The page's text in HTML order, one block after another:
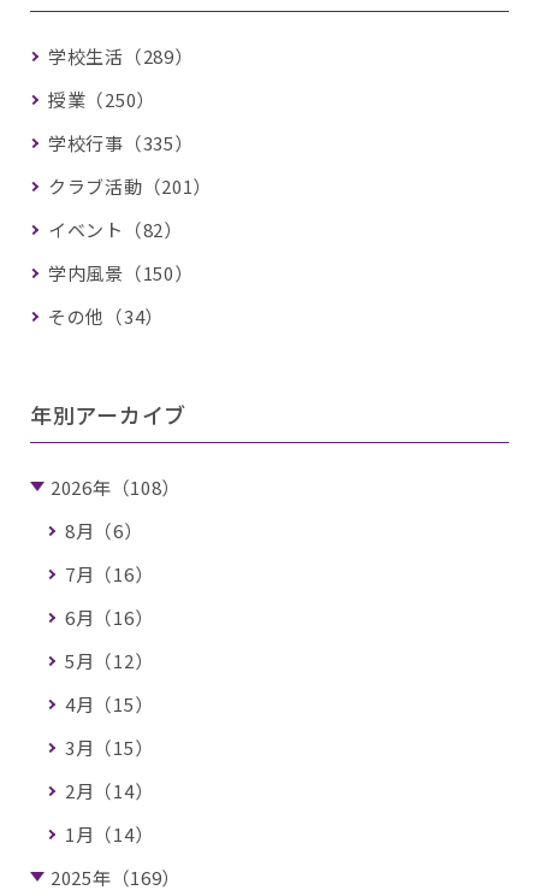
学校生活（289）
授業（250）
学校行事（335）
クラブ活動（201）
イベント（82）
学内風景（150）
その他（34）
年別アーカイブ
2026年（108）
8月（6）
7月（16）
6月（16）
5月（12）
4月（15）
3月（15）
2月（14）
1月（14）
2025年（169）